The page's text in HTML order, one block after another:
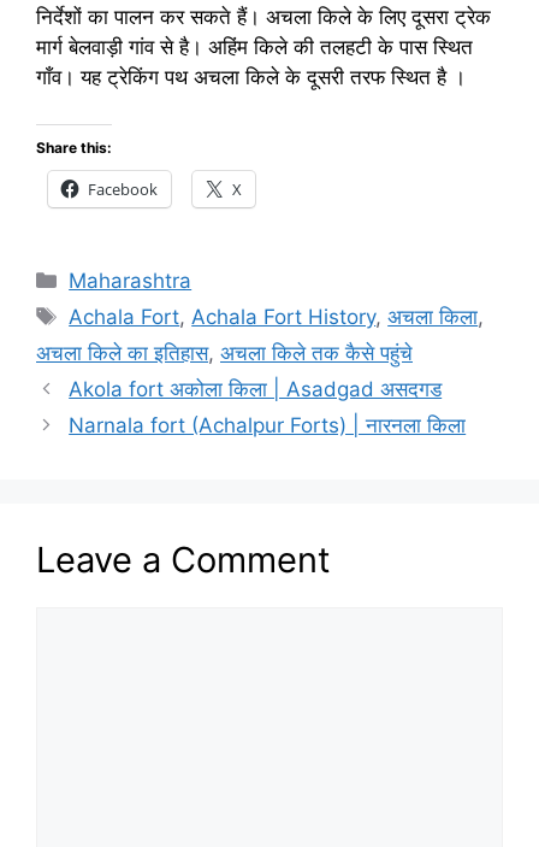
निर्देशों का पालन कर सकते हैं। अचला किले के लिए दूसरा ट्रेक
मार्ग बेलवाड़ी गांव से है। अहिंम किले की तलहटी के पास स्थित
गाँव। यह ट्रेकिंग पथ अचला किले के दूसरी तरफ स्थित है ।
Share this:
Facebook X
Categories
Maharashtra
Tags
Achala Fort, Achala Fort History,अचला किला,
अचला किले का इतिहास, अचला किले तक कैसे पहुंचे
Akola fort अकोला किला | Asadgad असदगड
Narnala fort (Achalpur Forts) | नारनला किला
Leave a Comment